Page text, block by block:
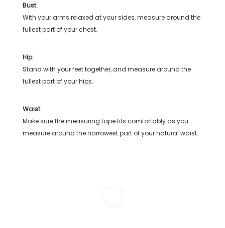
Bust:
With your arms relaxed at your sides, measure around the
fullest part of your chest.
Hip:
Stand with your feet together, and measure around the
fullest part of your hips.
Waist:
Make sure the measuring tape fits comfortably as you
measure around the narrowest part of your natural waist.